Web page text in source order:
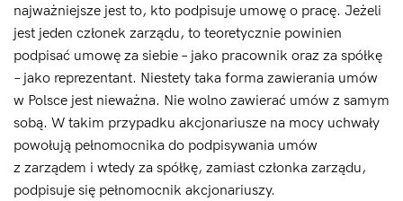
najważniejsze jest to, kto podpisuje umowę o pracę. Jeżeli
jest jeden członek zarządu, to teoretycznie powinien
podpisać umowę za siebie – jako pracownik oraz za spółkę
– jako reprezentant. Niestety taka forma zawierania umów
w Polsce jest nieważna. Nie wolno zawierać umów z samym
sobą. W takim przypadku akcjonariusze na mocy uchwały
powołują pełnomocnika do podpisywania umów
z zarządem i wtedy za spółkę, zamiast członka zarządu,
podpisuje się pełnomocnik akcjonariuszy.